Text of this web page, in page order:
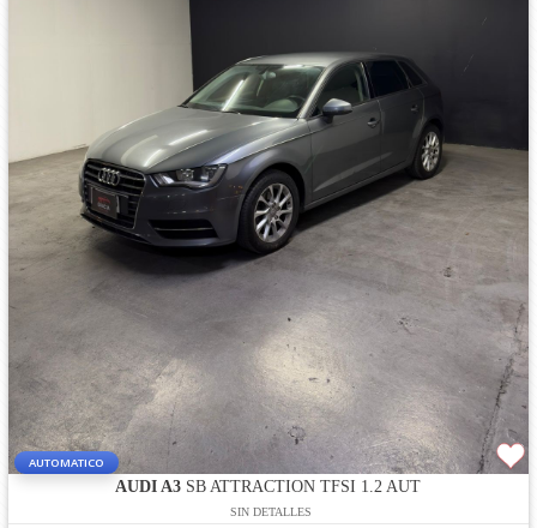
AUTOMATICO
AUDI A3 SB ATTRACTION TFSI 1.2 AUT
SIN DETALLES